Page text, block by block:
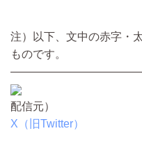
注）以下、文中の赤字・
ものです。
配信元）
X（旧Twitter）